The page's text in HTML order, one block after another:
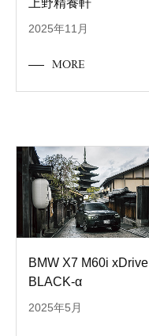
上野精養軒
2025年11月
MORE
BMW X7 M60i xDrive
BLACK-α
2025年5月